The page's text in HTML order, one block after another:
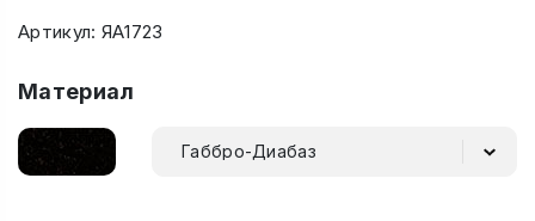
Артикул: ЯА1723
Материал
Габбро-Диабаз